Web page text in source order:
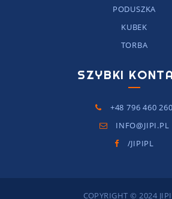
PODUSZKA
KUBEK
TORBA
SZYBKI
+48 796 460 260
INFO@JIPI.PL
/JIPIPL
COPYRIGHT © 2024